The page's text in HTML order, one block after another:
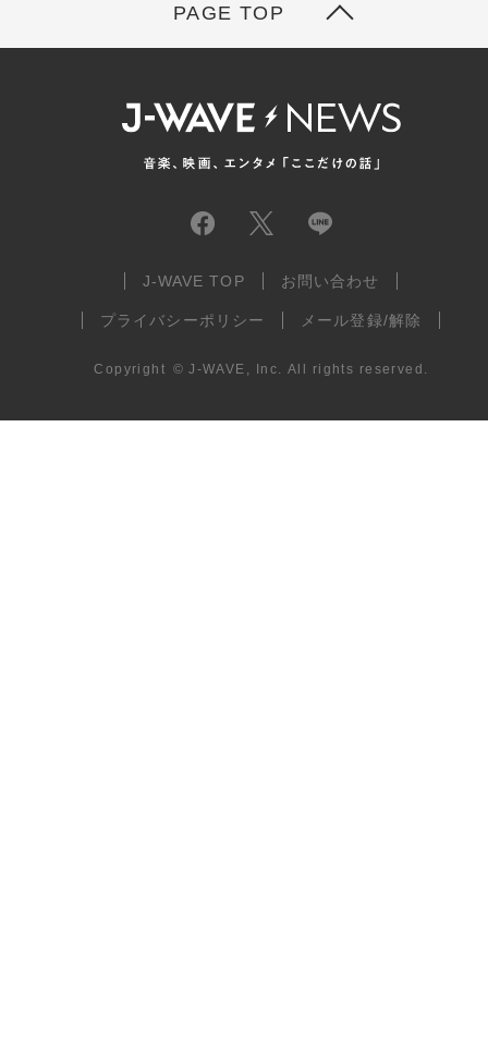
PAGE TOP
J-WAVE TOP お問い合わせ
プライバシーポリシー メール登録/解除
Copyright © J-WAVE, Inc. All rights reserved.